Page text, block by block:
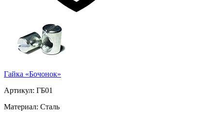
Гайка «Бочонок»
Артикул: ГБ01
Материал: Сталь